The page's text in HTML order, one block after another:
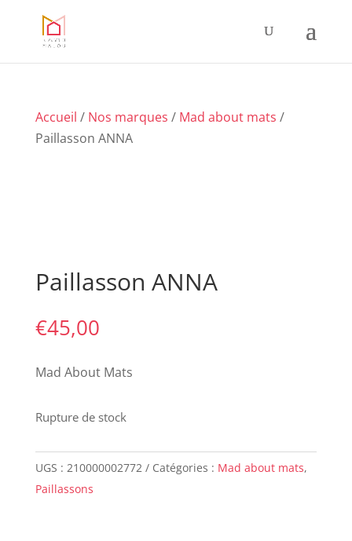
Accueil / Nos marques / Mad about mats /
Paillasson ANNA
Paillasson ANNA
€45,00
Mad About Mats
Rupture de stock
UGS : 210000002772 Catégories : Mad about mats,
Paillassons